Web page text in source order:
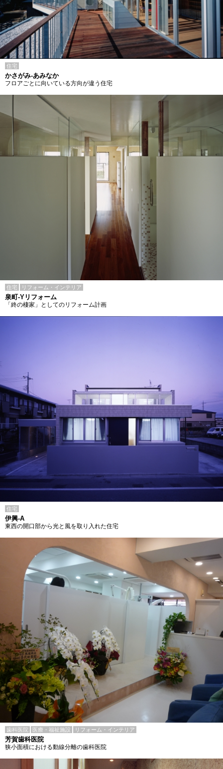
住宅
かさがみ-あみなか
フロアごとに向いている方向が違う住宅
住宅 リフォーム・インテリア
泉町-Yリフォーム
「終の棲家」としてのリフォーム計画
住宅
伊興-A
東西の開口部から光と風を取り入れた住宅
歯科医院 医療・福祉施設 リフォーム・インテリア
芳賀歯科医院
狭小面積における動線分離の歯科医院